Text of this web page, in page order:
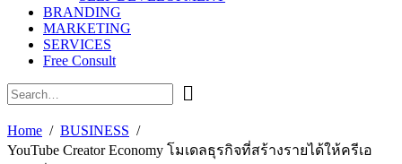
BRANDING
MARKETING
SERVICES
Free Consult
Home
BUSINESS
YouTube Creator Economy โมเดลธุรกิจที่สร้างรายได้ให้ครีเอ